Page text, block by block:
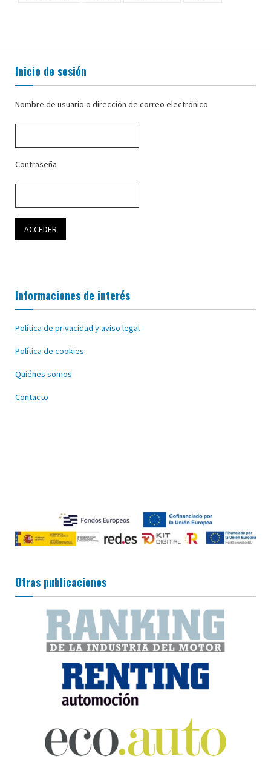
Inicio de sesión
Nombre de usuario o dirección de correo electrónico
Contraseña
Informaciones de interés
Política de privacidad y aviso legal
Política de cookies
Quiénes somos
Contacto
Otras publicaciones